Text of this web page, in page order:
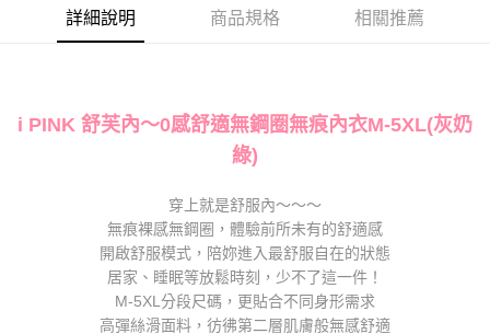
【「AFTEE先享後付」結帳流程】
３．收到繳費通知簡訊後14天內，點擊此簡訊中的連結，可透過四大超商／
ATM／網路銀行／等多元方式進行付款，方視為交易完成。
※ 請注意：結帳手續完成當下不需立刻繳費，但若您需要取消訂單，請聯絡
購買商品的店家。未經商家同意取消之訂單仍視為有效，需透過AFTEE先享
※ 交易是否成功請以「AFTEE先享後付 」之結帳頁面顯示為準，若有關於
是否繳費成功／繳費後需取消欲退款等相關疑問，請聯繫「AFTEE先享後付
客戶支援中心」https://netprotections.freshdesk.com/support/home
１．透過由恩沛科技股份有限公司提供之「AFTEE先享後付」服務完成之交
易，需依本服務之必要範圍內提供個人資料，並將交易相關給付款項請求債
付款後全家取貨
每筆NT$80，滿NT$1,000(含以上)免運費
每筆NT$80，滿NT$1,000(含以上)免運費
每筆NT$100，滿NT$1,000(含以上)免運費
詳細說明 商品規格 相關推薦
i PINK 舒芙內～0感舒適無鋼圈無痕內衣M-5XL(灰奶
綠)
穿上就是舒服內～～～
無痕裸感無鋼圈，體驗前所未有的舒適感
開啟舒服模式，陪妳進入最舒服自在的狀態
居家、睡眠等放鬆時刻，少不了這一件！
M-5XL分段尺碼，更貼合不同身形需求
高彈絲滑面料，彷彿第二層肌膚般無感舒適